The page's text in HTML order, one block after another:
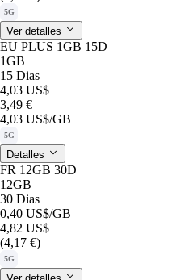
5G
Ver detalles
EU PLUS 1GB 15D
1GB
15 Dias
4,03 US$
3,49 €
4,03 US$/GB
5G
Detalles
FR 12GB 30D
12GB
30 Dias
0,40 US$/GB
4,82 US$
(4,17 €)
5G